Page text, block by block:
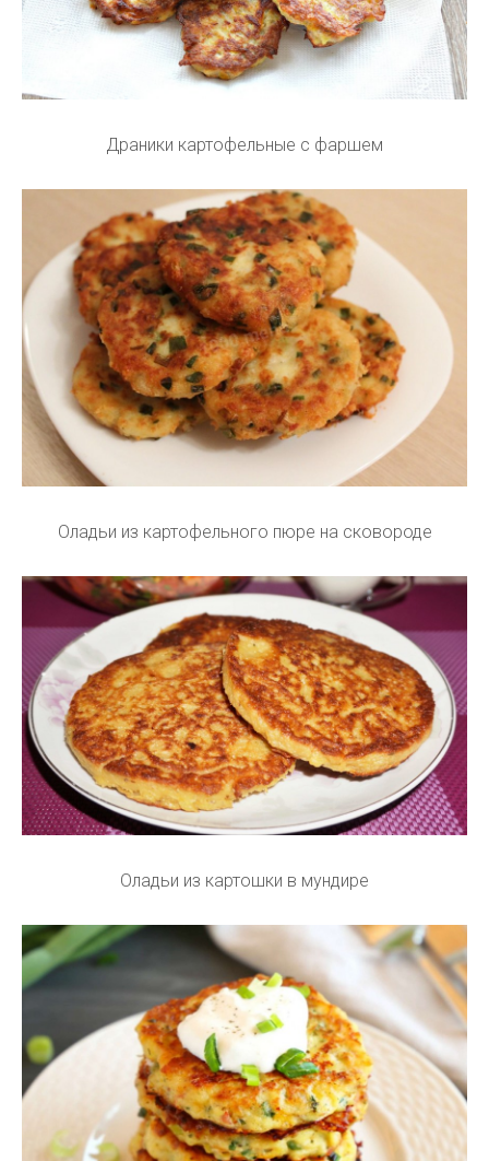
Драники картофельные с фаршем
Оладьи из картофельного пюре на сковороде
Оладьи из картошки в мундире